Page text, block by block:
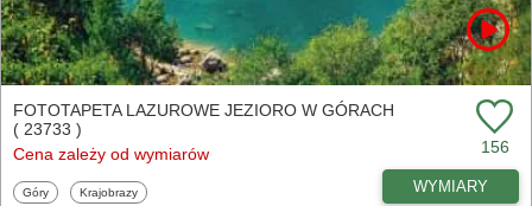
FOTOTAPETA LAZUROWE JEZIORO W GÓRACH
( 23733 )
Cena zależy od wymiarów
156
Fototapety
Góry Fototapety
Krajobrazy WYMIARY